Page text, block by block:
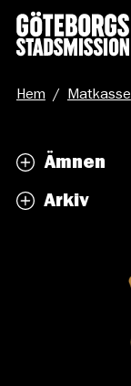
Hem / Matkasse
Ämnen
Arkiv